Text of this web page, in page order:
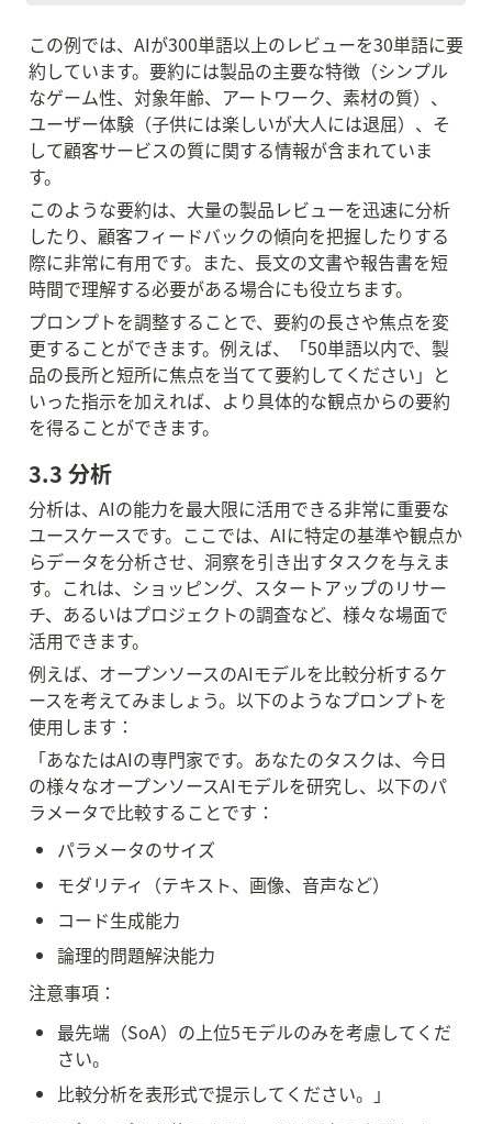
この例では、AIが300単語以上のレビューを30単語に要
約しています。要約には製品の主要な特徴（シンプル
なゲーム性、対象年齢、アートワーク、素材の質）、
ユーザー体験（子供には楽しいが大人には退屈）、そ
して顧客サービスの質に関する情報が含まれていま
す。
このような要約は、大量の製品レビューを迅速に分析
したり、顧客フィードバックの傾向を把握したりする
際に非常に有用です。また、長文の文書や報告書を短
時間で理解する必要がある場合にも役立ちます。
プロンプトを調整することで、要約の長さや焦点を変
更することができます。例えば、「50単語以内で、製
品の長所と短所に焦点を当てて要約してください」と
いった指示を加えれば、より具体的な観点からの要約
を得ることができます。
3.3 分析
分析は、AIの能力を最大限に活用できる非常に重要な
ユースケースです。ここでは、AIに特定の基準や観点か
らデータを分析させ、洞察を引き出すタスクを与えま
す。これは、ショッピング、スタートアップのリサー
チ、あるいはプロジェクトの調査など、様々な場面で
活用できます。
例えば、オープンソースのAIモデルを比較分析するケ
ースを考えてみましょう。以下のようなプロンプトを
使用します：
「あなたはAIの専門家です。あなたのタスクは、今日
の様々なオープンソースAIモデルを研究し、以下のパ
ラメータで比較することです：
パラメータのサイズ
モダリティ（テキスト、画像、音声など）
コード生成能力
論理的問題解決能力
注意事項：
最先端（SoA）の上位5モデルのみを考慮してくだ
さい。
比較分析を表形式で提示してください。」